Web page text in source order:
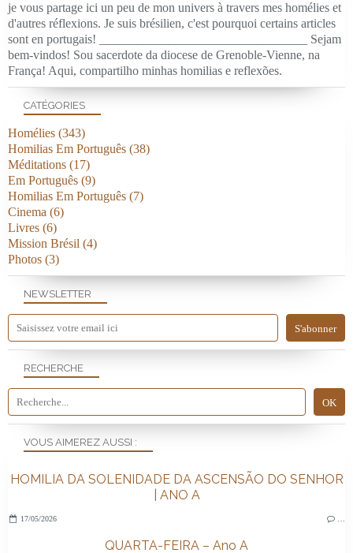
NEWSLETTER
RECHERCHE
je vous partage ici un peu de mon univers à travers mes homélies et
d'autres réflexions. Je suis brésilien, c'est pourquoi certains articles
sont en portugais! _________________________________ Sejam
bem-vindos! Sou sacerdote da diocese de Grenoble-Vienne, na
França! Aqui, compartilho minhas homilias e reflexões.
VOUS AIMEREZ AUSSI :
HOMILIA DA SOLENIDADE DA ASCENSÃO DO SENHOR
| ANO A
17/05/2026
QUARTA-FEIRA – Ano A
CATÉGORIES
Homélies (343)
Homilias Em Português (38)
Méditations (17)
Em Português (9)
Homilias Em Português (7)
Cinema (6)
Livres (6)
Mission Brésil (4)
Photos (3)